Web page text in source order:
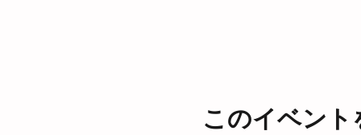
このイベント